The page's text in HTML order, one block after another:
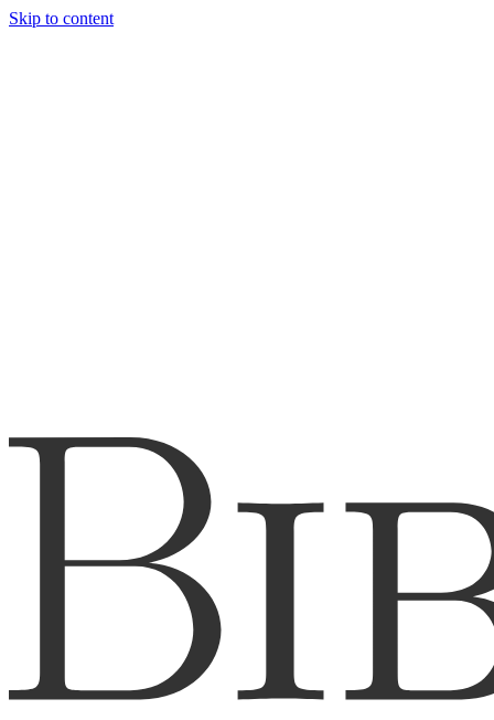
Skip to content